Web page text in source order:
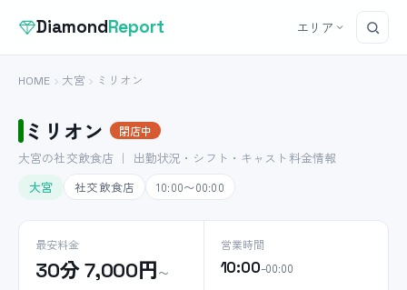
DiamondReport エリア
HOME 大宮 ミリオン
ミリオン 閉店中
大宮の社交飲食店 ｜ 出勤状況・シフト・キャスト料金情報
大宮
社交飲食店 10:00〜00:00
最安料金
30分 7,000円〜
営業時間
10:00–00:00